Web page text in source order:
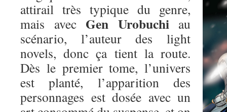
attirail très typique du genre,
mais avec Gen Urobuchiau
scénario, l’auteur des light
novels, donc ça tient la route.
Dès le premier tome, l’univers
est planté, l’apparition des
personnages est dosée avec un